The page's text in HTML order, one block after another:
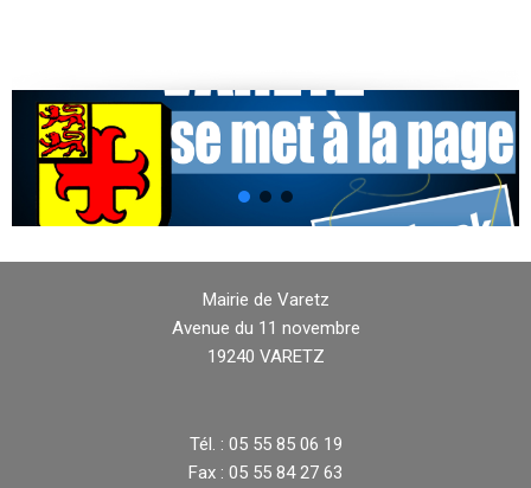
Mairie de Varetz
Avenue du 11 novembre
19240 VARETZ
Tél. : 05 55 85 06 19
Fax : 05 55 84 27 63